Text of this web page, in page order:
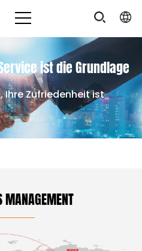
ist die Grundlage
Ihre Zufriedenheit ist
MANAGEMENT